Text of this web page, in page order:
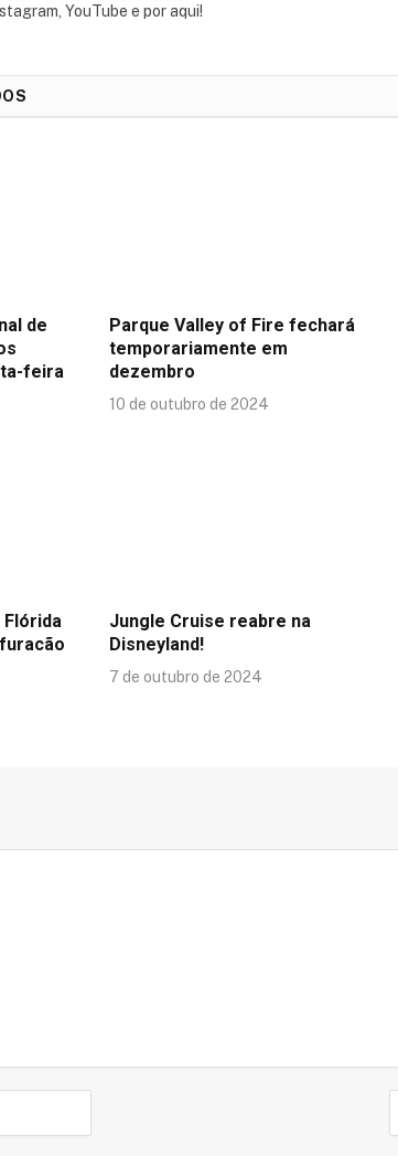
YouTube e por aqui!
de
feira
Parque Valley of Fire fechará
temporariamente em
dezembro
10 de outubro de 2024
Jungle Cruise reabre na
Disneyland!
7 de outubro de 2024